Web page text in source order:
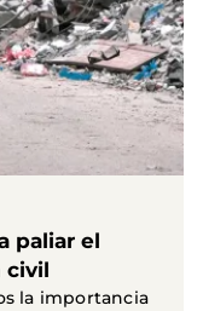
paliar el
civil
la importancia